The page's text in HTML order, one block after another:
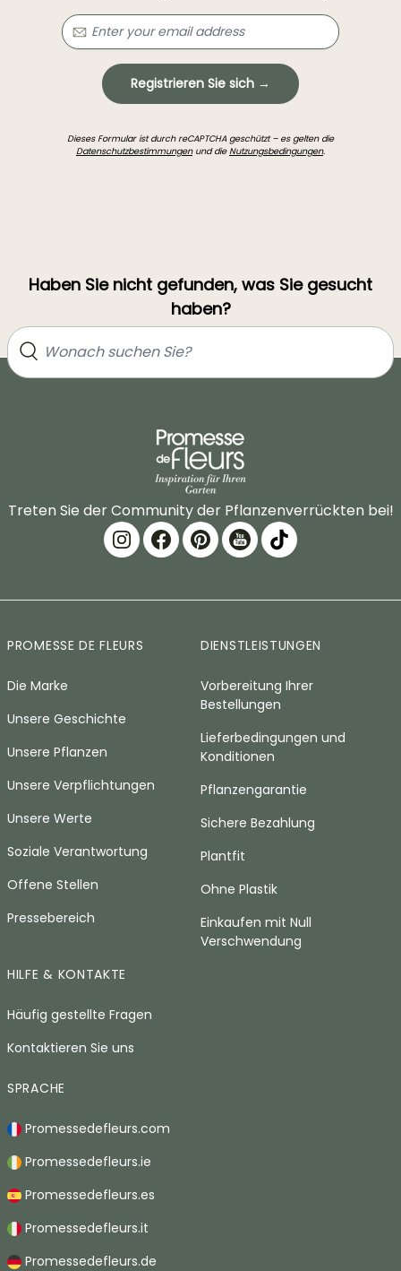
Registrieren Sie sich →
Dieses Formular ist durch reCAPTCHA geschützt – es gelten die
Datenschutzbestimmungenund dieNutzungsbedingungen.
Haben Sie nicht gefunden, was Sie gesucht
haben?
Treten Sie der Community der Pflanzenverrückten bei!
PROMESSE DE FLEURS
Die Marke
Unsere Geschichte
Unsere Pflanzen
Unsere Verpflichtungen
Unsere Werte
Soziale Verantwortung
Offene Stellen
Pressebereich
DIENSTLEISTUNGEN
Vorbereitung Ihrer
Bestellungen
Lieferbedingungen und
Konditionen
Pflanzengarantie
Sichere Bezahlung
Plantfit
Ohne Plastik
Einkaufen mit Null
Verschwendung
HILFE & KONTAKTE
Häufig gestellte Fragen
Kontaktieren Sie uns
SPRACHE
Promessedefleurs.com
Promessedefleurs.ie
Promessedefleurs.es
Promessedefleurs.it
Promessedefleurs.de